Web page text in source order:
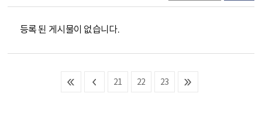
등록 된 게시물이 없습니다.
21 22 23